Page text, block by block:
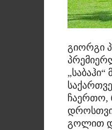
გიორგი
ჩაერთო,
გოლით